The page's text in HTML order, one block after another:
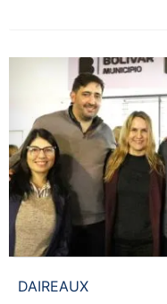
DAIREAUX